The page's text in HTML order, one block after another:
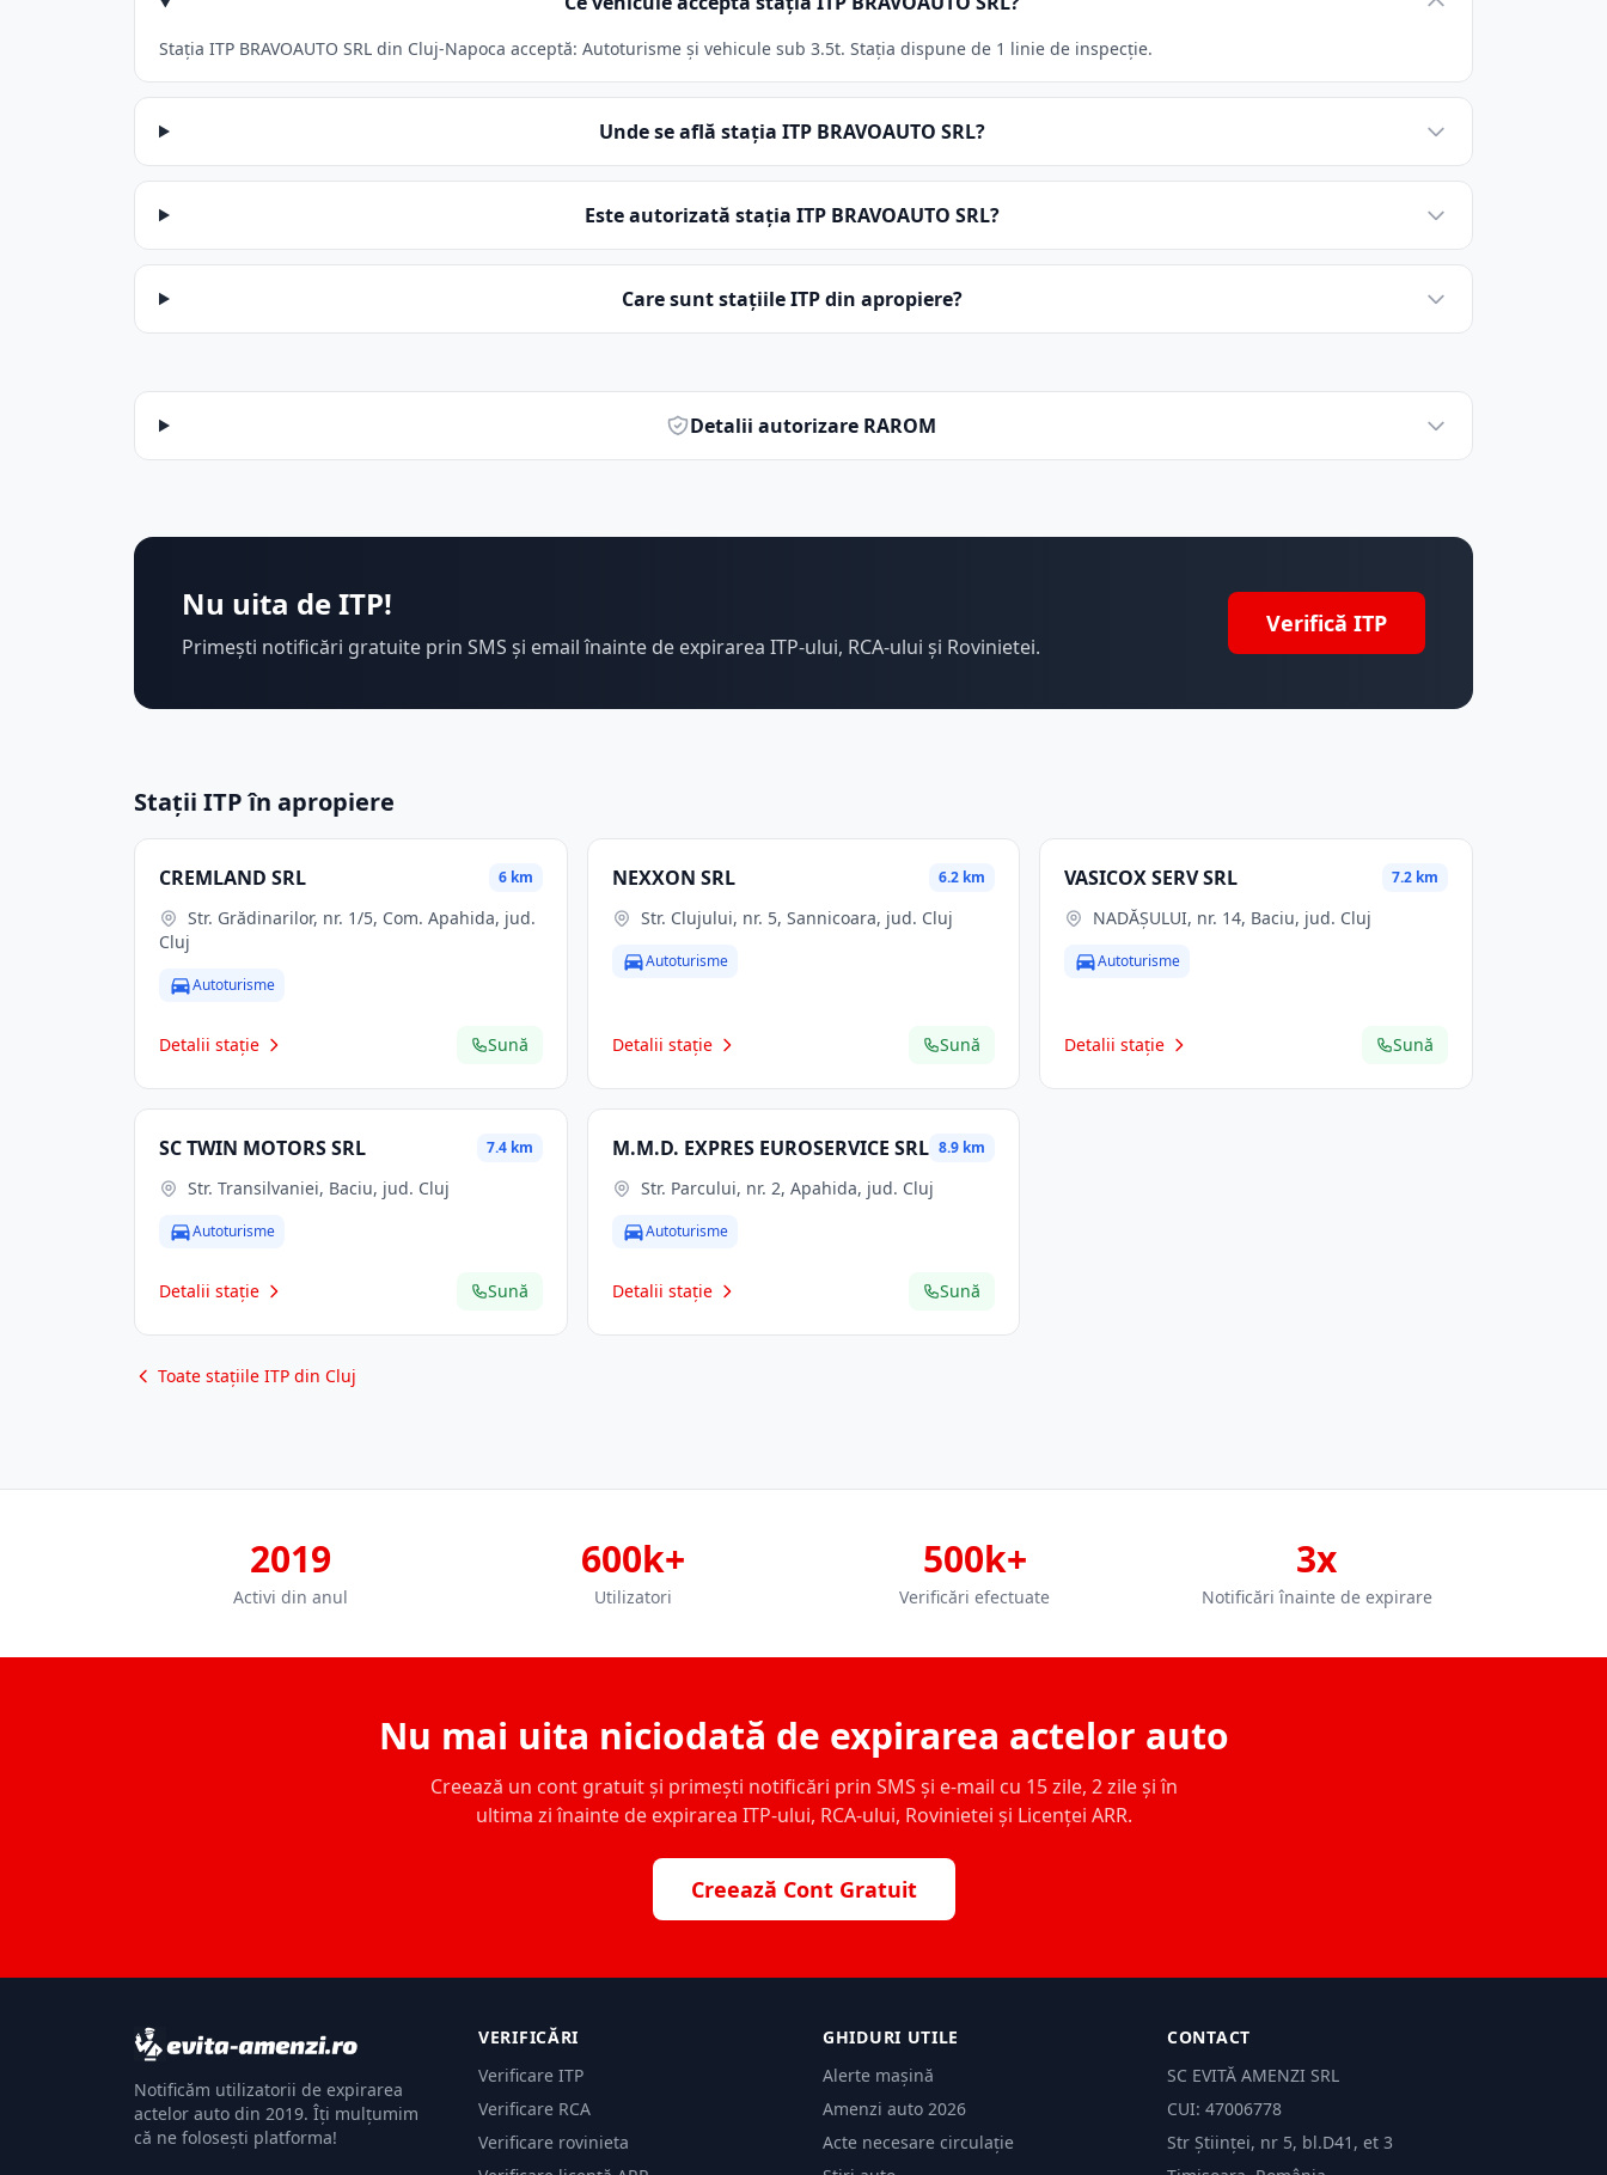
Stația ITP BRAVOAUTO SRL din Cluj-Napoca acceptă: Autoturisme și vehicule sub 3.5t. Stația dispune de 1 linie de inspecție.
Unde se află stația ITP BRAVOAUTO SRL?
Este autorizată stația ITP BRAVOAUTO SRL?
Care sunt stațiile ITP din apropiere?
Detalii autorizare RAROM
Nu uita de ITP!
Primești notificări gratuite prin SMS și email înainte de expirarea ITP-ului, RCA-ului și Rovinietei.
Verifică ITP
Stații ITP în apropiere
CREMLAND SRL 6 km
Cluj
Autoturisme
Detalii stație Sună
NEXXON SRL 6.2 km
Str. Clujului, nr. 5, Sannicoara, jud. Cluj
Autoturisme
Detalii stație Sună
VASICOX SERV SRL 7.2 km
NADĂȘULUI, nr. 14, Baciu, jud. Cluj
Autoturisme
Detalii stație Sună
SC TWIN MOTORS SRL 7.4 km
Str. Transilvaniei, Baciu, jud. Cluj
Autoturisme
Detalii stație Sună
M.M.D. EXPRES EUROSERVICE SRL 8.9 km
Str. Parcului, nr. 2, Apahida, jud. Cluj
Autoturisme
Detalii stație Sună
Toate stațiile ITP din Cluj
2019
Activi din anul
600k+
Utilizatori
500k+
Verificări efectuate
3x
Notificări înainte de expirare
Nu mai uita niciodată de expirarea actelor auto
Creează un cont gratuit și primești notificări prin SMS și e-mail cu 15 zile, 2 zile și în
ultima zi înainte de expirarea ITP-ului, RCA-ului, Rovinietei și Licenței ARR.
Creează Cont Gratuit
Notificăm utilizatorii de expirarea
actelor auto din 2019. Îți mulțumim
că ne folosești platforma!
VERIFICĂRI
Verificare ITP
Verificare RCA
Verificare rovinieta
GHIDURI UTILE
Alerte mașină
Amenzi auto 2026
Acte necesare circulație
CONTACT
SC EVITĂ AMENZI SRL
CUI: 47006778
Str Științei, nr 5, bl.D41, et 3